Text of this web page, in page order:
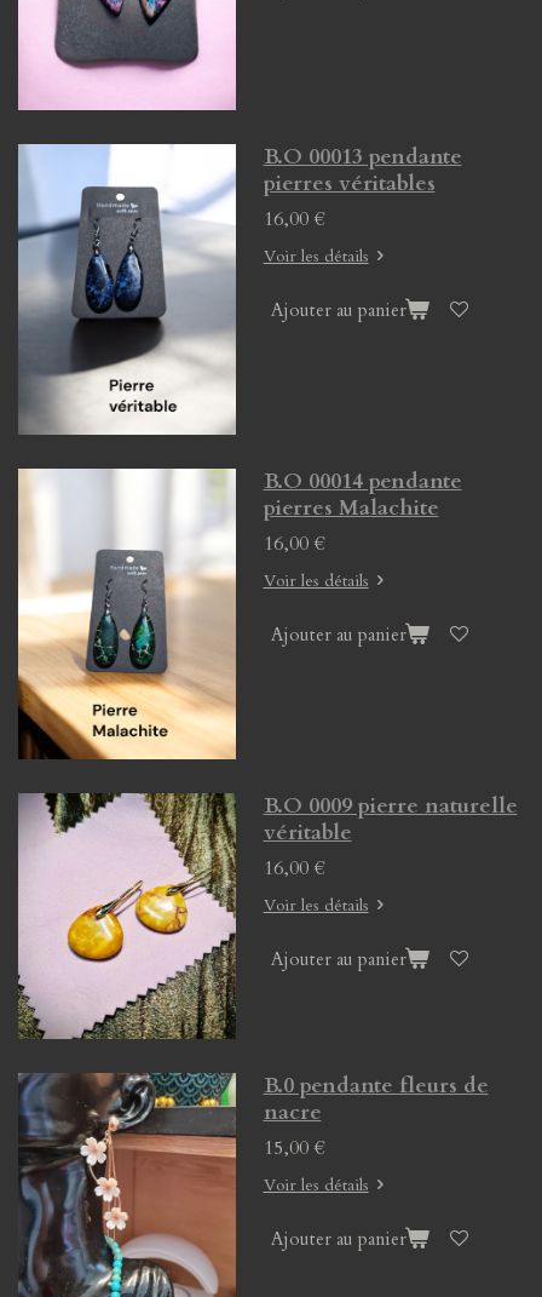
B.O 00013 pendante
pierres véritables
16,00 €
Voir les détails
Ajouter au panier
B.O 00014 pendante
pierres Malachite
16,00 €
Voir les détails
Ajouter au panier
B.O 0009 pierre naturelle
véritable
16,00 €
Voir les détails
Ajouter au panier
B.0 pendante fleurs de
nacre
15,00 €
Voir les détails
Ajouter au panier